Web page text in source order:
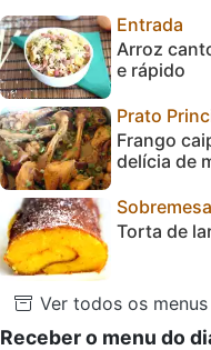
Entrada
Arroz
e rápido
Prato
Frango
delícia de
Sobremesa
Torta de
Ver todos os menus
Receber o menu do